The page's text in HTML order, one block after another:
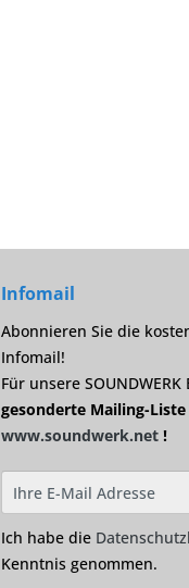
Infomail
Abonnieren Sie die
Infomail!
Für unsere
gesonderte Mailing-
www.soundwerk.net !
Ich habe die
Kenntnis genommen.